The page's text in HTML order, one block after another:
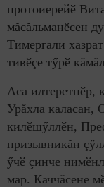
протоиерейӗ
мăсăльманӗсен
Тимергали
тивӗçе тӳрӗ
Аса илтеретпӗр,
Урăхла каласан,
килӗшӳллӗн,
призывникăн
ӳчӗ çинче
мар. Каччăсене